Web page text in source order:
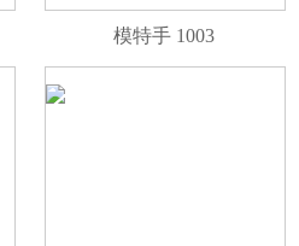
模特手 1003